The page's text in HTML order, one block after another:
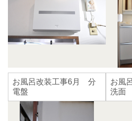
お風呂改装工事6月 分
電盤
お風
洗面